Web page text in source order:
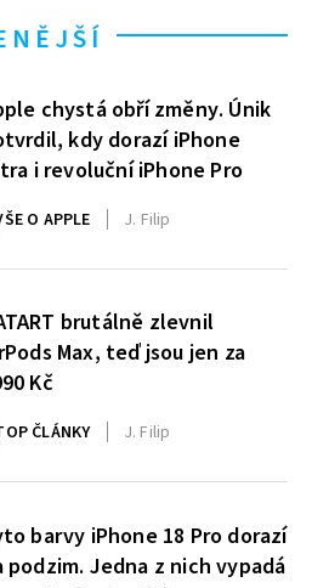
chystá obří změny. Únik
kdy dorazí iPhone
i revoluční iPhone Pro
O APPLE J. Filip
brutálně zlevnil
Max, teď jsou jen za
Kč
ČLÁNKY J. Filip
barvy iPhone 18 Pro dorazí
podzim. Jedna z nich vypadá